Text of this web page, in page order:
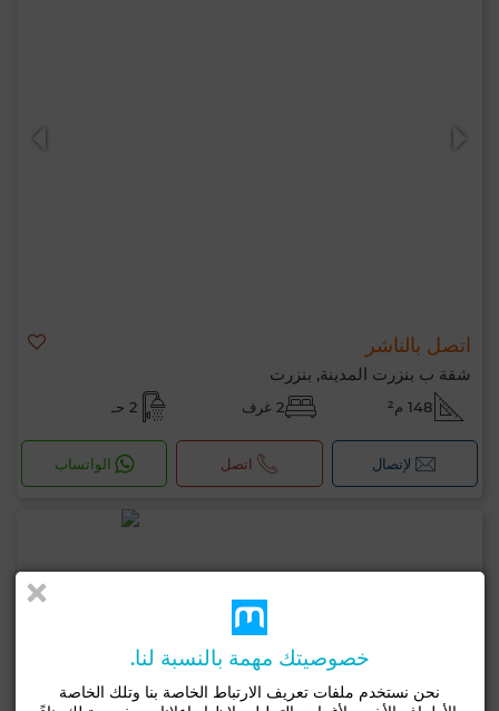
اتصل بالناشر
شقة ب بنزرت المدينة, بنزرت
148 م² 2 غرف 2 حـ
لإتصال اتصل الواتساب
خصوصيتك مهمة بالنسبة لنا.
نحن نستخدم ملفات تعريف الارتباط الخاصة بنا وتلك الخاصة